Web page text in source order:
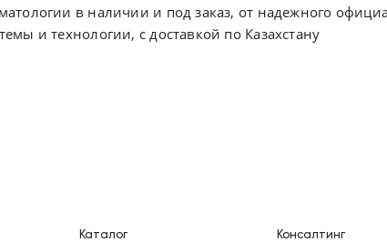
в наличии и под заказ, от надежного
и технологии, с доставкой по Казахстану
Каталог
Консалтинг